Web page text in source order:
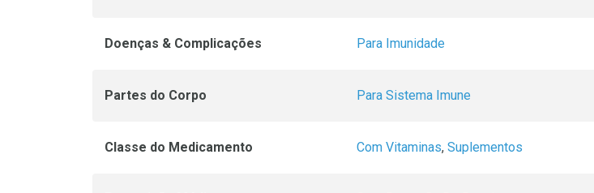
Doenças & Complicações Para Imunidade
Partes do Corpo Para Sistema Imune
Classe do Medicamento Com Vitaminas, Suplementos